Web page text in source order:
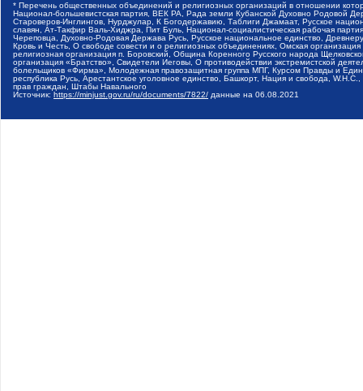
* Перечень общественных объединений и религиозных организаций в отношении
Национал-большевистская партия, ВЕК РА, Рада земли Кубанской Духовно Родовой
Староверов-Инглингов, Нурджулар, К Богодержавию, Таблиги Джамаат, Русское
славян, Ат-Такфир Валь-Хиджра, Пит Буль, Национал-социалистическая рабочая
Череповца, Духовно-Родовая Держава Русь, Русское национальное единство,
Кровь и Честь, О свободе совести и о религиозных объединениях, Омская
религиозная организация п. Боровский, Община Коренного Русского народа
организация «Братство», Свидетели Иеговы, О противодействии экстремистской
болельщиков «Фирма», Молодежная правозащитная группа МПГ, Курсом Правды и
республика Русь, Арестантское уголовное единство, Башкорт, Нация и свобода,
прав граждан, Штабы Навального
Источник: https://minjust.gov.ru/ru/documents/7822/ данные на 06.08.2021